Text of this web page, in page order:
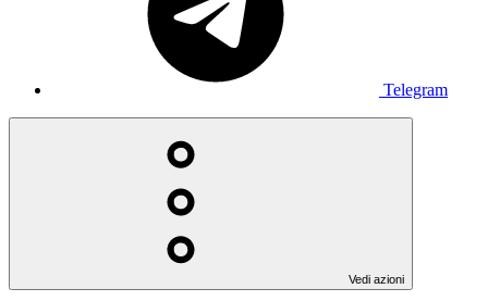
Telegram
Vedi azioni